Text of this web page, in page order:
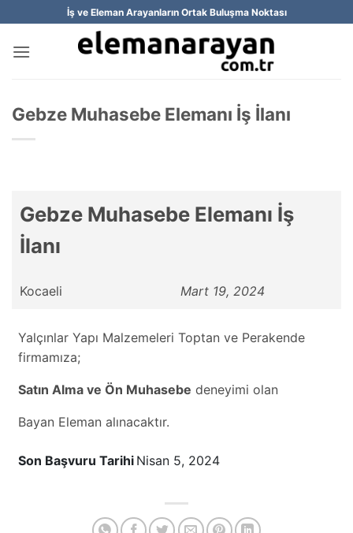
atla
İş ve Eleman Arayanların Ortak Buluşma Noktası
Gebze Muhasebe Elemanı İş İlanı
Gebze Muhasebe Elemanı İş
İlanı
Kocaeli Mart 19, 2024
Yalçınlar Yapı Malzemeleri Toptan ve Perakende
firmamıza;
Satın Alma ve Ön Muhasebe deneyimi olan
Bayan Eleman alınacaktır.
Son Başvuru Tarihi Nisan 5, 2024